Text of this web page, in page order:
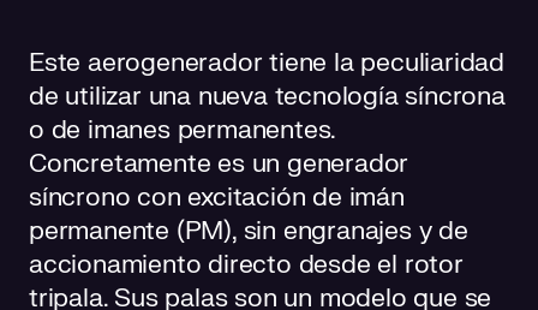
Este aerogenerador tiene la peculiaridad
de utilizar una nueva tecnología síncrona
o de imanes permanentes.
Concretamente es un generador
síncrono con excitación de imán
permanente (PM), sin engranajes y de
accionamiento directo desde el rotor
tripala. Sus palas son un modelo que se